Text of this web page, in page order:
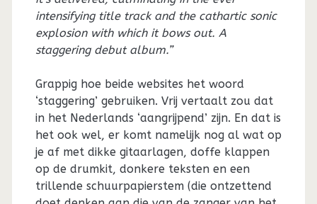
intensifying title track and the cathartic sonic
explosion with which it bows out. A
staggering debut album.”
Grappig hoe beide websites het woord
‘staggering’ gebruiken. Vrij vertaalt zou dat
in het Nederlands ‘aangrijpend’ zijn. En dat is
het ook wel, er komt namelijk nog al wat op
je af met dikke gitaarlagen, doffe klappen
op de drumkit, donkere teksten en een
trillende schuurpapierstem (die ontzettend